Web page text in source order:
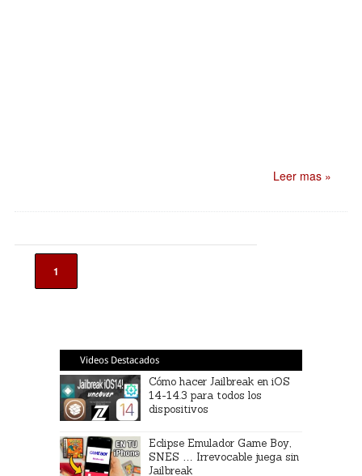
Leer mas »
1
Videos Destacados
Cómo hacer Jailbreak en iOS
14-14.3 para todos los
dispositivos
Eclipse Emulador Game Boy,
SNES … Irrevocable juega sin
Jailbreak